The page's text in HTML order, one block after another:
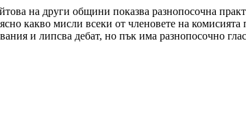
на други общини показва разнопосочна
какво мисли всеки от членовете на
и липсва дебат, но пък има разнопосочно